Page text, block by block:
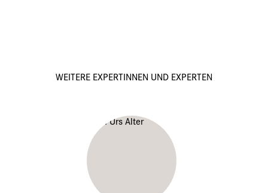
WEITERE EXPERTINNEN UND EXPERTEN